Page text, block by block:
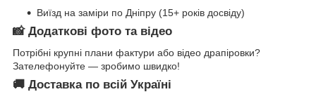
Виїзд на заміри по Дніпру (15+ років досвіду)
📸 Додаткові фото та відео
Потрібні крупні плани фактури або відео драпіровки?
Зателефонуйте — зробимо швидко!
🚚 Доставка по всій Україні